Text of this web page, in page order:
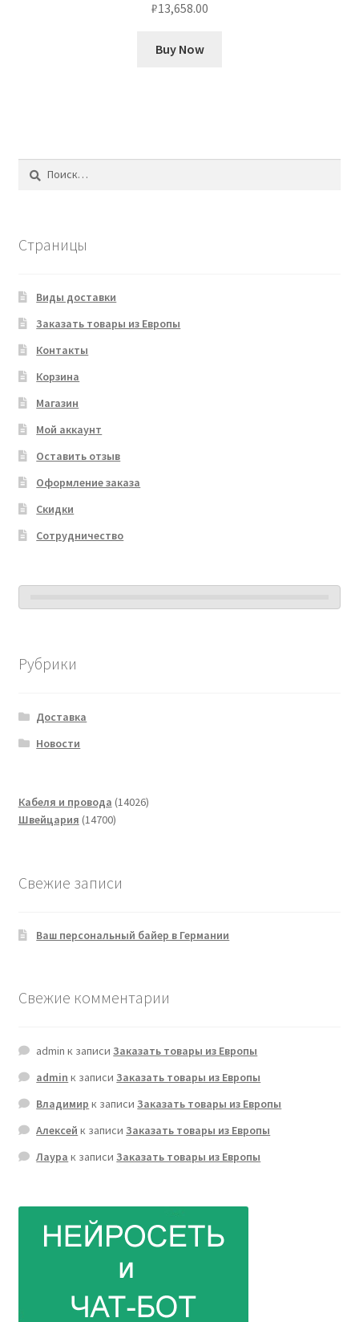
₽13,658.00
Buy Now
Найти:
Страницы
Виды доставки
Заказать товары из Европы
Контакты
Корзина
Магазин
Мой аккаунт
Оставить отзыв
Оформление заказа
Скидки
Сотрудничество
Рубрики
Доставка
Новости
Кабеля и провода 1402614026
Швейцария 1470014700
Свежие записи
Ваш персональный байер в Германии
Свежие комментарии
admin к записиЗаказать товары из Европы
admin к записиЗаказать товары из Европы
Владимир к записиЗаказать товары из Европы
Алексей к записиЗаказать товары из Европы
Лаура к записиЗаказать товары из Европы